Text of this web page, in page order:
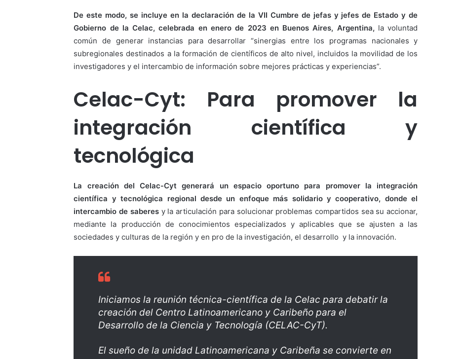
De este modo, se incluye en la declaración de la VII Cumbre de jefas y jefes de Estado y de
Gobierno de la Celac, celebrada en enero de 2023 en Buenos Aires, Argentina, la voluntad
común de generar instancias para desarrollar “sinergias entre los programas nacionales y
subregionales destinados a la formación de científicos de alto nivel, incluidos la movilidad de los
investigadores y el intercambio de información sobre mejores prácticas y experiencias”.
Celac-Cyt: Para promover la
integración científica y
tecnológica
La creación del Celac-Cyt generará un espacio oportuno para promover la integración
científica y tecnológica regional desde un enfoque más solidario y cooperativo, donde el
intercambio de saberesy la articulación para solucionar problemas compartidos sea su accionar,
mediante la producción de conocimientos especializados y aplicables que se ajusten a las
sociedades y culturas de la región y en pro de la investigación, el desarrollo y la innovación.
Iniciamos la reunión técnica-científica de la Celac para debatir la
creación del Centro Latinoamericano y Caribeño para el
Desarrollo de la Ciencia y Tecnología (CELAC-CyT).
El sueño de la unidad Latinoamericana y Caribeña se convierte en